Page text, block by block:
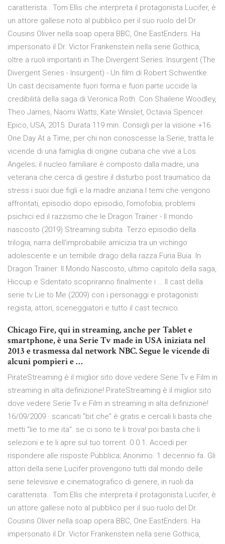
caratterista.. Tom Ellis che interpreta il protagonista Lucifer, è
un attore gallese noto al pubblico per il suo ruolo del Dr.
Cousins Oliver nella soap opera BBC, One EastEnders. Ha
impersonato il Dr. Victor Frankenstein nella serie Gothica,
oltre a ruoli importanti in The Divergent Series: Insurgent (The
Divergent Series - Insurgent) - Un film di Robert Schwentke.
Un cast decisamente fuori forma e fuori parte uccide la
credibilità della saga di Veronica Roth. Con Shailene Woodley,
Theo James, Naomi Watts, Kate Winslet, Octavia Spencer.
Epico, USA, 2015. Durata 119 min. Consigli per la visione +16.
One Day At a Time, per chi non conoscesse la Serie, tratta le
vicende di una famiglia di origine cubana che vive a Los
Angeles; il nucleo familiare è composto dalla madre, una
veterana che cerca di gestire il disturbo post traumatico da
stress i suoi due figli e la madre anziana.I temi che vengono
affrontati, episodio dopo episodio, l’omofobia, problemi
psichici ed il razzismo che le Dragon Trainer - Il mondo
nascosto (2019) Streaming subita. Terzo episodio della
trilogia, narra dell'improbabile amicizia tra un vichingo
adolescente e un temibile drago della razza Furia Buia. In
Dragon Trainer: Il Mondo Nascosto, ultimo capitolo della saga,
Hiccup e Sdentato scopriranno finalmente i … Il cast della
serie tv Lie to Me (2009) con i personaggi e protagonisti:
regista, attori, sceneggiatori e tutto il cast tecnico.
Chicago Fire, qui in streaming, anche per Tablet e
smartphone, è una Serie Tv made in USA iniziata nel
2013 e trasmessa dal network NBC. Segue le vicende di
alcuni pompieri e …
PirateStreaming è il miglior sito dove vedere Serie Tv e Film in
streaming in alta definizione! PirateStreaming è il miglior sito
dove vedere Serie Tv e Film in streaming in alta definizione!
16/09/2009 · scaricati "bit che" è gratis e cercali li basta che
metti "lie to me ita". se ci sono te li trova! poi basta che li
selezioni e te li apre sul tuo torrent. 0 0 1. Accedi per
rispondere alle risposte Pubblica; Anonimo. 1 decennio fa. Gli
attori della serie Lucifer provengono tutti dal mondo delle
serie televisive e cinematografico di genere, in ruoli da
caratterista.. Tom Ellis che interpreta il protagonista Lucifer, è
un attore gallese noto al pubblico per il suo ruolo del Dr.
Cousins Oliver nella soap opera BBC, One EastEnders. Ha
impersonato il Dr. Victor Frankenstein nella serie Gothica,